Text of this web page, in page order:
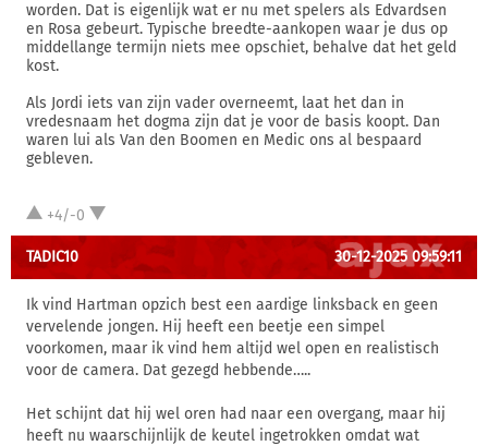
worden. Dat is eigenlijk wat er nu met spelers als Edvardsen
en Rosa gebeurt. Typische breedte-aankopen waar je dus op
middellange termijn niets mee opschiet, behalve dat het geld
kost.
Als Jordi iets van zijn vader overneemt, laat het dan in
vredesnaam het dogma zijn dat je voor de basis koopt. Dan
waren lui als Van den Boomen en Medic ons al bespaard
gebleven.
+4/-0
TADIC10 30-12-2025 09:59:11
Ik vind Hartman opzich best een aardige linksback en geen
vervelende jongen. Hij heeft een beetje een simpel
voorkomen, maar ik vind hem altijd wel open en realistisch
voor de camera. Dat gezegd hebbende…..
Het schijnt dat hij wel oren had naar een overgang, maar hij
heeft nu waarschijnlijk de keutel ingetrokken omdat wat